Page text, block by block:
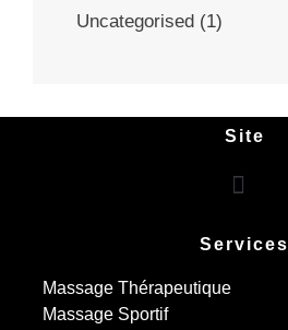
Uncategorised (1)
Site
Services
Massage Thérapeutique
Massage Sportif